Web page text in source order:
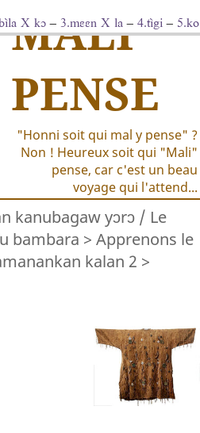
MALI
PENSE
"Honni soit qui mal y pense" ?
Non ! Heureux soit qui "Mali"
pense, car c'est un beau
voyage qui l'attend...
kanubagaw yɔrɔ / Le
bambara > Apprenons le
kalan 2 >
X kɔ– 3.mɛɛn X la– 4.tìgi– 5.ko
àni mîn–8.dɔgɔda–9.V X la–